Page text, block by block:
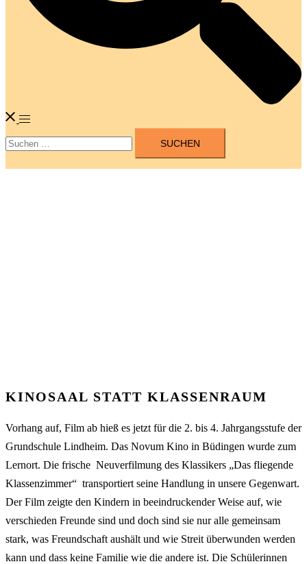
Menü
umschalten
Suchen
KINOSAAL STATT KLASSENRAUM
Vorhang auf, Film ab hieß es jetzt für die 2. bis 4. Jahrgangsstufe der
Grundschule Lindheim. Das Novum Kino in Büdingen wurde zum
Lernort. Die frische Neuverfilmung des Klassikers „Das fliegende
Klassenzimmer“ transportiert seine Handlung in unsere Gegenwart.
Der Film zeigte den Kindern in beeindruckender Weise auf, wie
verschieden Freunde sind und doch sind sie nur alle gemeinsam
stark, was Freundschaft aushält und wie Streit überwunden werden
kann und dass keine Familie wie die andere ist. Die Schülerinnen